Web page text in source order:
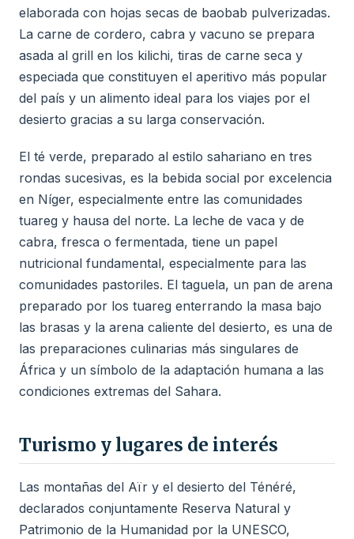
elaborada con hojas secas de baobab pulverizadas.
La carne de cordero, cabra y vacuno se prepara
asada al grill en los kilichi, tiras de carne seca y
especiada que constituyen el aperitivo más popular
del país y un alimento ideal para los viajes por el
desierto gracias a su larga conservación.
El té verde, preparado al estilo sahariano en tres
rondas sucesivas, es la bebida social por excelencia
en Níger, especialmente entre las comunidades
tuareg y hausa del norte. La leche de vaca y de
cabra, fresca o fermentada, tiene un papel
nutricional fundamental, especialmente para las
comunidades pastoriles. El taguela, un pan de arena
preparado por los tuareg enterrando la masa bajo
las brasas y la arena caliente del desierto, es una de
las preparaciones culinarias más singulares de
África y un símbolo de la adaptación humana a las
condiciones extremas del Sahara.
Turismo y lugares de interés
Las montañas del Aïr y el desierto del Ténéré,
declarados conjuntamente Reserva Natural y
Patrimonio de la Humanidad por la UNESCO,